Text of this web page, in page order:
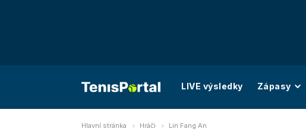
LIVE výsledky Zápasy
Hlavní stránka Hráči Lin Fang An